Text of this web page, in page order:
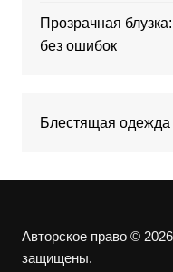
Прозрачная
без ошибок
Блестящая одежда
Авторское право ©
защищены.